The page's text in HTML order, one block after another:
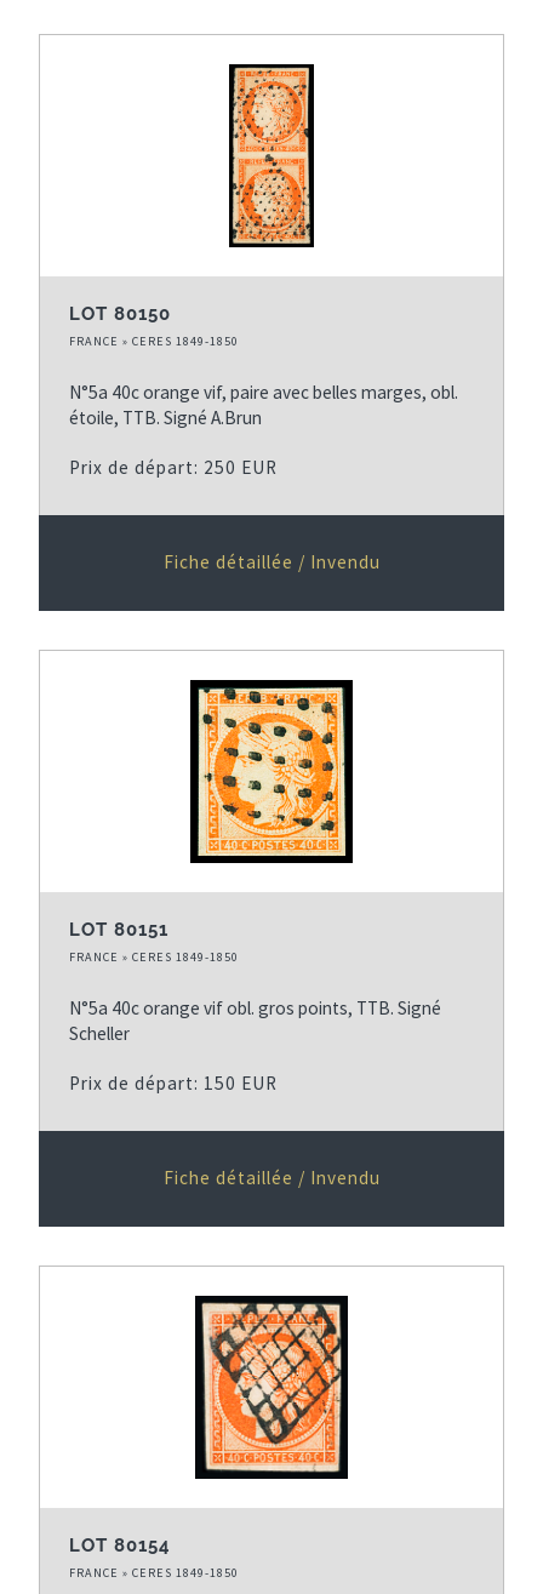
LOT 80150
FRANCE » CERES 1849-1850
N°5a 40c orange vif, paire avec belles marges, obl.
étoile, TTB. Signé A.Brun
Prix de départ: 250 EUR
Fiche détaillée / Invendu
LOT 80151
FRANCE » CERES 1849-1850
N°5a 40c orange vif obl. gros points, TTB. Signé
Scheller
Prix de départ: 150 EUR
Fiche détaillée / Invendu
LOT 80154
FRANCE » CERES 1849-1850